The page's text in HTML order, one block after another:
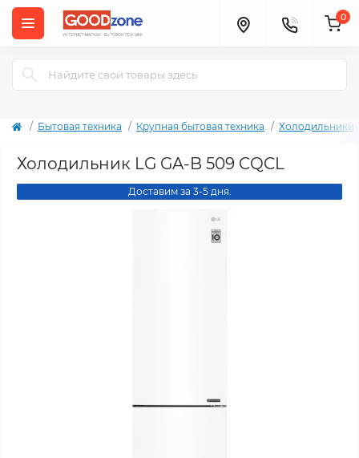
0
Бытовая техника Крупная бытовая техника Холодильники
Холодильник LG GA-B 509 CQCL
Доставим за 3-5 дня.